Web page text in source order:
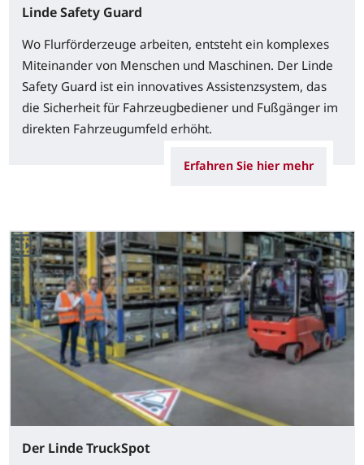
Linde Safety Guard
Wo Flurförderzeuge arbeiten, entsteht ein komplexes
Miteinander von Menschen und Maschinen. Der Linde
Safety Guard ist ein innovatives Assistenzsystem, das
die Sicherheit für Fahrzeugbediener und Fußgänger im
direkten Fahrzeugumfeld erhöht.
Erfahren Sie hier mehr
Der Linde TruckSpot